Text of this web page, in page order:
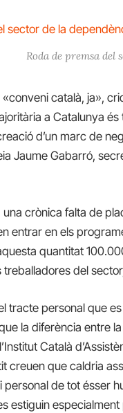
Roda de premsa del
català, ja»,
a Catalunya
d’un marc de
Jaume Gabarró,
crònica falta de
entrar en els
quantitat
del
tracte personal que
la diferència entre
Català
creuen que caldria
de tot ésser
estiguin